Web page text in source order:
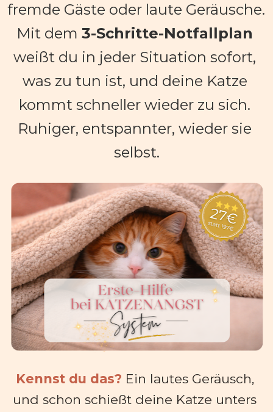
Mit dem 3-Schritte-Notfallplan
weißt du in jeder Situation sofort,
was zu tun ist, und deine Katze
kommt schneller wieder zu sich.
Ruhiger, entspannter, wieder sie
selbst.
Kennst du das? Ein lautes Geräusch,
und schon schießt deine Katze unters